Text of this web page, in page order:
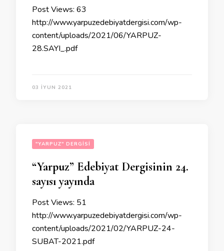
Post Views: 63
http://www.yarpuzedebiyatdergisi.com/wp-
content/uploads/2021/06/YARPUZ-
28.SAYI_.pdf
03 İYUN 2021
"YARPUZ" DERGISI
“Yarpuz” Edebiyat Dergisinin 24.
sayısı yayında
Post Views: 51
http://www.yarpuzedebiyatdergisi.com/wp-
content/uploads/2021/02/YARPUZ-24-
SUBAT-2021.pdf